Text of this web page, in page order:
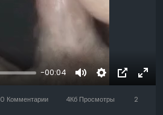
-00:04
MuteSettings
профиля
0 Комментарии 4Кб Просмотры
2